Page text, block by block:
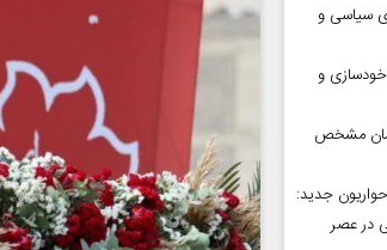
سیاسی و
خودسازی و
مشخص
جدید:
در عصر